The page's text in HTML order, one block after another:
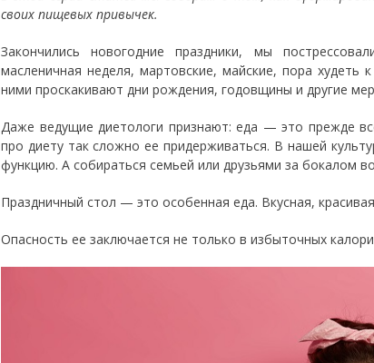
своих пищевых привычек.
Закончились новогодние праздники, мы
масленичная неделя, мартовские, майские, пора
ними проскакивают дни рождения, годовщины и другие
Даже ведущие диетологи признают: еда — это прежде
про диету так сложно ее придерживаться. В нашей
функцию. А собираться семьей или друзьями за бокалом
Праздничный стол — это особенная еда. Вкусная,
Опасность ее заключается не только в избыточных